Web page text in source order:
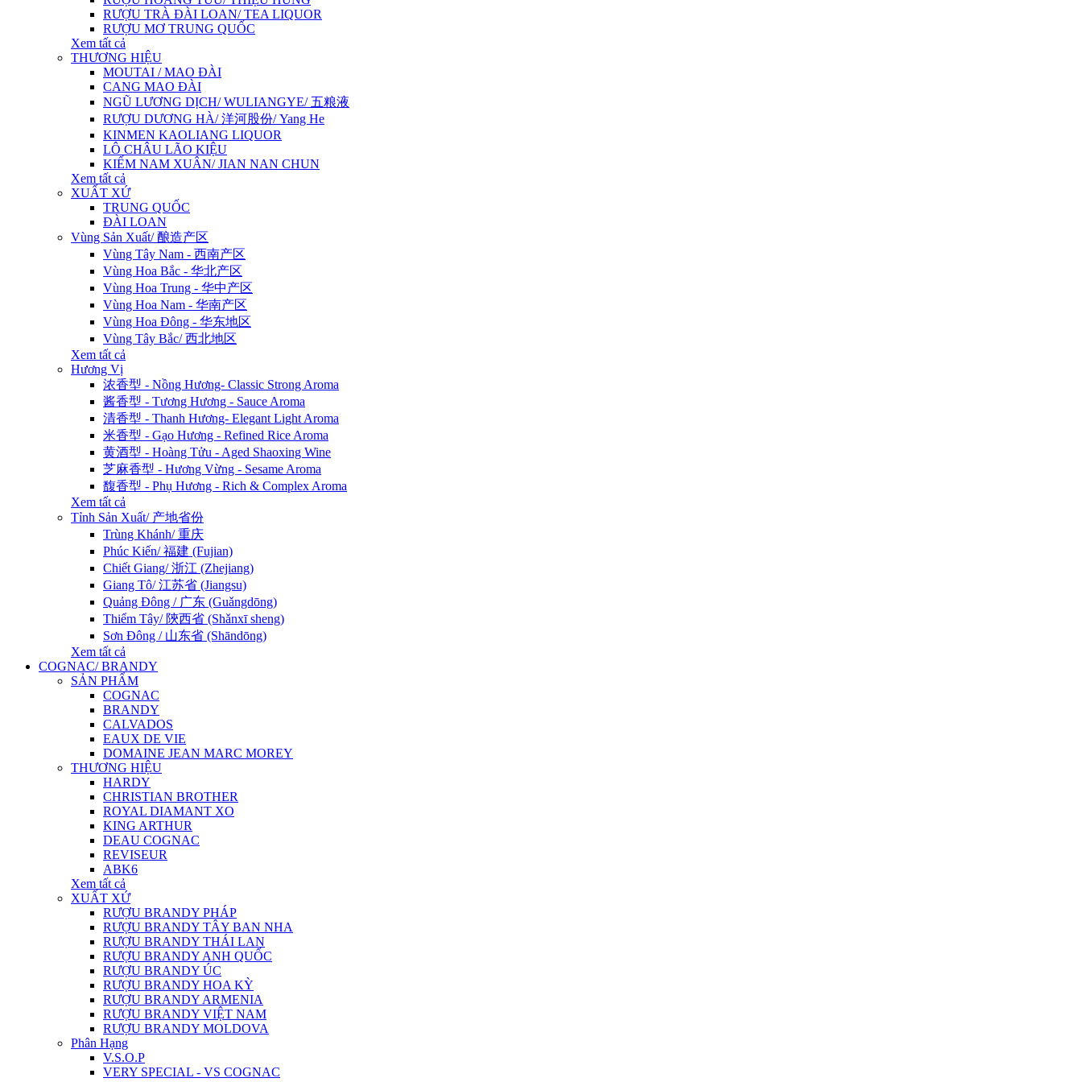
RƯỢU TRÀ ĐÀI LOAN/ TEA LIQUOR
RƯỢU MƠ TRUNG QUỐC
Xem tất cả
THƯƠNG HIỆU
MOUTAI / MAO ĐÀI
CANG MAO ĐÀI
NGŨ LƯƠNG DỊCH/ WULIANGYE/ 五粮液
RƯỢU DƯƠNG HÀ/ 洋河股份/ Yang He
KINMEN KAOLIANG LIQUOR
LÔ CHÂU LÃO KIỆU
KIẾM NAM XUÂN/ JIAN NAN CHUN
Xem tất cả
XUẤT XỨ
TRUNG QUỐC
ĐÀI LOAN
Vùng Sản Xuất/ 酿造产区
Vùng Tây Nam - 西南产区
Vùng Hoa Bắc - 华北产区
Vùng Hoa Trung - 华中产区
Vùng Hoa Nam - 华南产区
Vùng Hoa Đông - 华东地区
Vùng Tây Bắc/ 西北地区
Xem tất cả
Hương Vị
浓香型 - Nồng Hương- Classic Strong Aroma
酱香型 - Tương Hương - Sauce Aroma
清香型 - Thanh Hương- Elegant Light Aroma
米香型 - Gạo Hương - Refined Rice Aroma
黄酒型 - Hoàng Tửu - Aged Shaoxing Wine
芝麻香型 - Hương Vừng - Sesame Aroma
馥香型 - Phụ Hương - Rich & Complex Aroma
Xem tất cả
Tỉnh Sản Xuất/ 产地省份
Trùng Khánh/ 重庆
Phúc Kiến/ 福建 (Fujian)
Chiết Giang/ 浙江 (Zhejiang)
Giang Tô/ 江苏省 (Jiangsu)
Quảng Đông / 广东 (Guǎngdōng)
Thiểm Tây/ 陝西省 (Shǎnxī sheng)
Sơn Đông / 山东省 (Shāndōng)
Xem tất cả
COGNAC/ BRANDY
SẢN PHẨM
COGNAC
BRANDY
CALVADOS
EAUX DE VIE
DOMAINE JEAN MARC MOREY
THƯƠNG HIỆU
HARDY
CHRISTIAN BROTHER
ROYAL DIAMANT XO
KING ARTHUR
DEAU COGNAC
REVISEUR
ABK6
Xem tất cả
XUẤT XỨ
RƯỢU BRANDY PHÁP
RƯỢU BRANDY TÂY BAN NHA
RƯỢU BRANDY THÁI LAN
RƯỢU BRANDY ANH QUỐC
RƯỢU BRANDY ÚC
RƯỢU BRANDY HOA KỲ
RƯỢU BRANDY ARMENIA
RƯỢU BRANDY VIỆT NAM
RƯỢU BRANDY MOLDOVA
Phân Hạng
V.S.O.P
VERY SPECIAL - VS COGNAC